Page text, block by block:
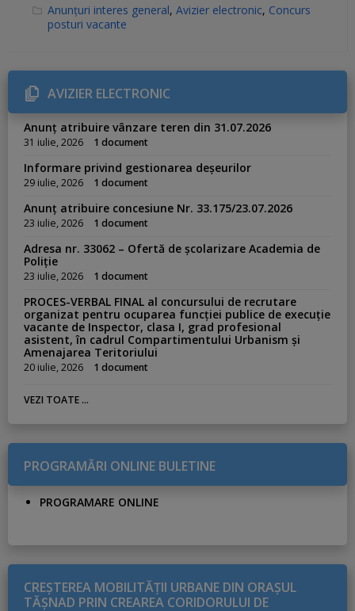
C
a
t
r
e
Anunțuri interes general, Avizier electronic, Concurs
posturi vacante
AVIZIER ELECTRONIC
Anunț atribuire vânzare teren din 31.07.2026
31 iulie, 2026 1 document
Informare privind gestionarea deșeurilor
29 iulie, 2026 1 document
Anunț atribuire concesiune Nr. 33.175/23.07.2026
23 iulie, 2026 1 document
Adresa nr. 33062 – Ofertă de școlarizare Academia de
Poliție
23 iulie, 2026 1 document
PROCES-VERBAL FINAL al concursului de recrutare
organizat pentru ocuparea funcției publice de execuție
vacante de Inspector, clasa I, grad profesional
asistent, în cadrul Compartimentului Urbanism și
Amenajarea Teritoriului
20 iulie, 2026 1 document
VEZI TOATE ...
PROGRAMĂRI ONLINE BULETINE
PROGRAMARE ONLINE
CREŞTEREA MOBILITĂŢII URBANE DIN ORAŞUL
TĂŞNAD PRIN CREAREA CORIDORULUI DE